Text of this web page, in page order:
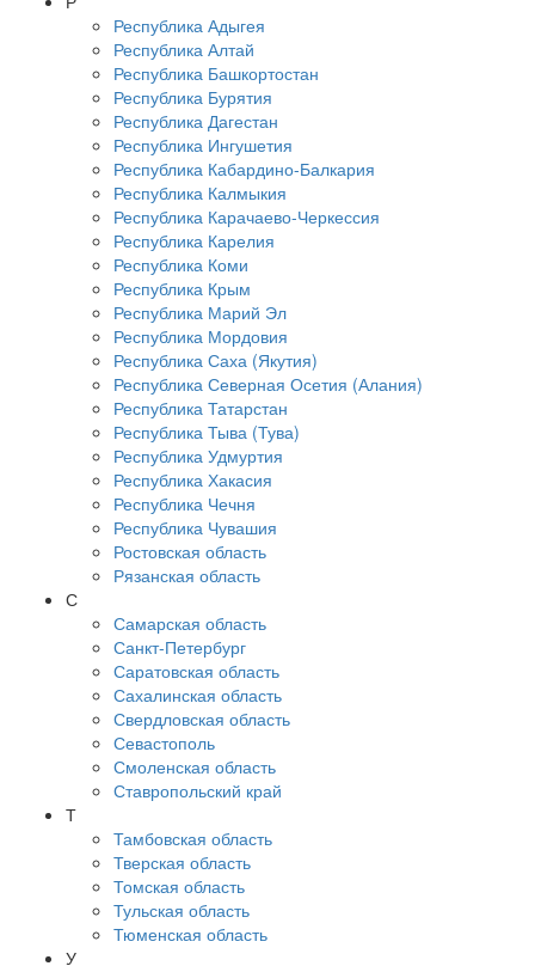
Республика Адыгея
Республика Алтай
Республика Башкортостан
Республика Бурятия
Республика Дагестан
Республика Ингушетия
Республика Кабардино-Балкария
Республика Калмыкия
Республика Карачаево-Черкессия
Республика Карелия
Республика Коми
Республика Крым
Республика Марий Эл
Республика Мордовия
Республика Саха (Якутия)
Республика Северная Осетия (Алания)
Республика Татарстан
Республика Тыва (Тува)
Республика Удмуртия
Республика Хакасия
Республика Чечня
Республика Чувашия
Ростовская область
Рязанская область
С
Самарская область
Санкт-Петербург
Саратовская область
Сахалинская область
Свердловская область
Севастополь
Смоленская область
Ставропольский край
Т
Тамбовская область
Тверская область
Томская область
Тульская область
Тюменская область
У